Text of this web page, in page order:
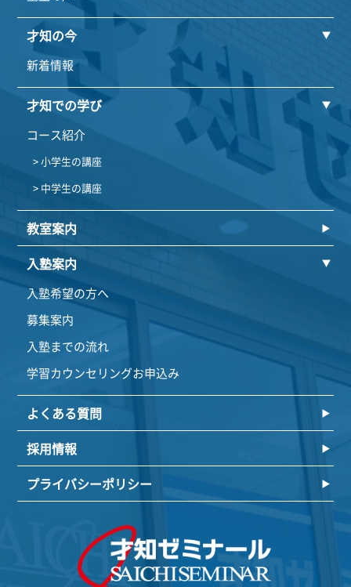
才知の今
新着情報
才知での学び
コース紹介
> 小学生の講座
> 中学生の講座
教室案内
入塾案内
入塾希望の方へ
募集案内
入塾までの流れ
学習カウンセリングお申込み
よくある質問
採用情報
プライバシーポリシー